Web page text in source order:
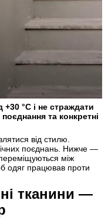
°C і не страждати
та конкретні
від стилю.
поєднань. Нижче —
між
одяг працював проти
тканини —